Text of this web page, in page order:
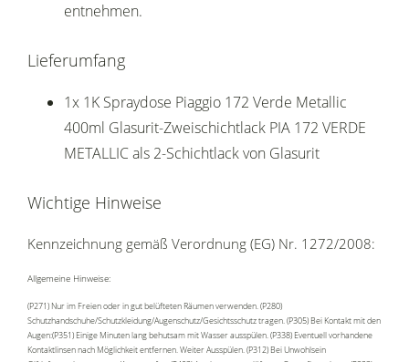
entnehmen.
Lieferumfang
1x 1K Spraydose Piaggio 172 Verde Metallic
400ml Glasurit-Zweischichtlack PIA 172 VERDE
METALLIC als 2-Schichtlack von Glasurit
Wichtige Hinweise
Kennzeichnung gemäß Verordnung (EG) Nr. 1272/2008:
Allgemeine Hinweise:
(P271) Nur im Freien oder in gut belüfteten Räumen verwenden. (P280)
Schutzhandschuhe/Schutzkleidung/Augenschutz/Gesichtsschutz tragen. (P305) Bei Kontakt mit den
Augen:(P351) Einige Minuten lang behutsam mit Wasser ausspülen. (P338) Eventuell vorhandene
Kontaktlinsen nach Möglichkeit entfernen. Weiter Ausspülen. (P312) Bei Unwohlsein